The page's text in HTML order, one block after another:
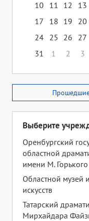
10
11 12 13
17
18 19 20
24 25 26 27
31
1 2 3
Выберите
Оренбургский
областной
имени М. Горького
Областной музей
искусств
Татарский
Мирхайдара